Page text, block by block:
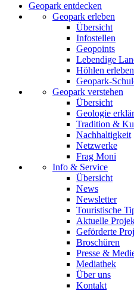
Geopark entdecken
Geopark erleben
Übersicht
Infostellen
Geopoints
Lebendige
Höhlen erleben
Geopark-
Geopark verstehen
Übersicht
Geologie
Tradition &
Nachhaltigkeit
Netzwerke
Frag Moni
Info & Service
Übersicht
News
Newsletter
Touristische
Aktuelle
Geförderte
Broschüren
Presse &
Mediathek
Über uns
Kontakt